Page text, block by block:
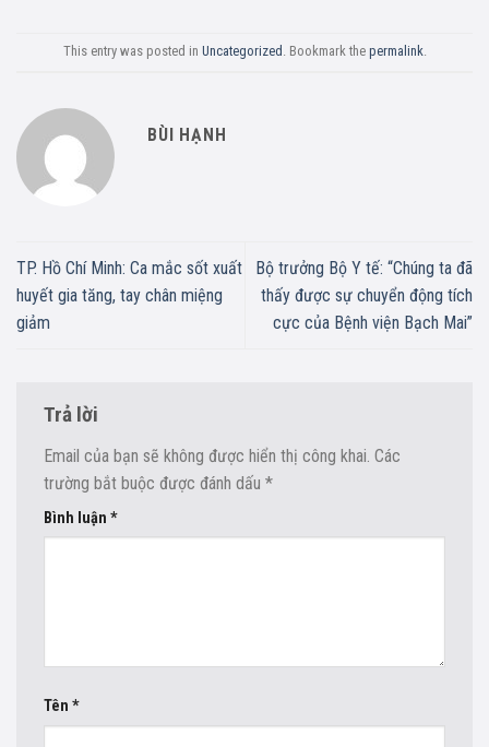
This entry was posted in Uncategorized . Bookmark the permalink
BÙI HẠNH
TP. Hồ Chí Minh: Ca mắc sốt xuất
huyết gia tăng, tay chân miệng
giảm
Bộ trưởng Bộ Y tế: “Chúng ta đã
thấy được sự chuyển động tích
cực của Bệnh viện Bạch Mai”
Trả lời
Email của bạn sẽ không được hiển thị công khai. Các
trường bắt buộc được đánh dấu *
Bình luận *
Tên *